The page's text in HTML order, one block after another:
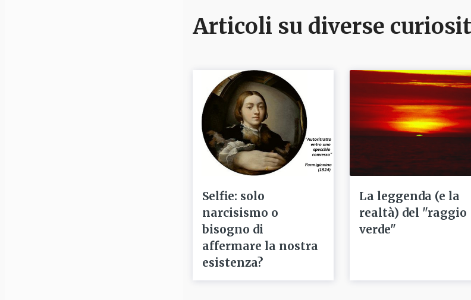
Articoli su diverse
Selfie: solo
narcisismo o
bisogno di
affermare la nostra
esistenza?
La leggenda (e la
realtà) del "raggio
verde"